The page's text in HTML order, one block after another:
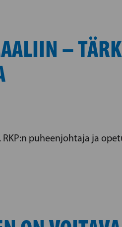
–
puheenjohtaja ja